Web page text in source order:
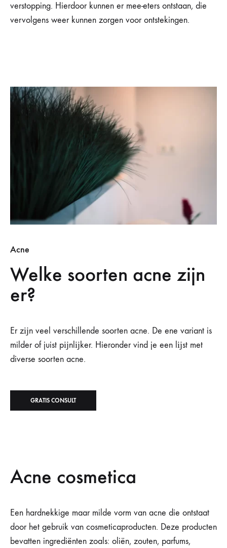
verstopping. Hierdoor kunnen er mee-eters ontstaan, die
vervolgens weer kunnen zorgen voor ontstekingen.
Acne
Welke soorten acne zijn
er?
Er zĳn veel verschillende soorten acne. De ene variant is
milder of juist pĳnlĳker. Hieronder vind je een lĳst met
diverse soorten acne.
GRATIS CONSULT
Acne cosmetica
Een hardnekkige maar milde vorm van acne die ontstaat
door het gebruik van cosmeticaproducten. Deze producten
bevatten ingrediënten zoals: oliën, zouten, parfums,